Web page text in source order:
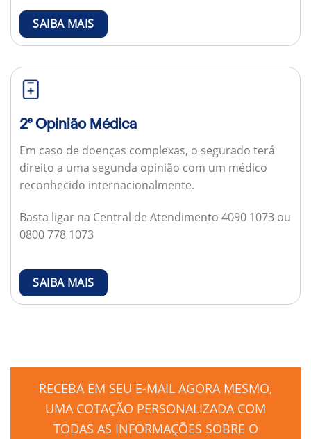
SAIBA MAIS
2ª Opinião Médica
Em caso de doenças complexas, o segurado terá
direito a uma segunda opinião com um médico
reconhecido internacionalmente.
Basta ligar na Central de Atendimento 4090 1073 ou
0800 778 1073
SAIBA MAIS
RECEBA EM SEU E-MAIL AGORA MESMO,
UMA COTAÇÃO PERSONALIZADA COM
TODAS AS INFORMAÇÕES SOBRE O